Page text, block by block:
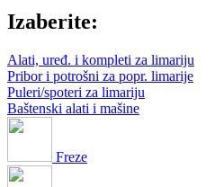
Izaberite:
Alati, uređ. i kompleti za limariju
Pribor i potrošni za popr. limarije
Puleri/spoteri za limariju
Baštenski alati i mašine
Freze